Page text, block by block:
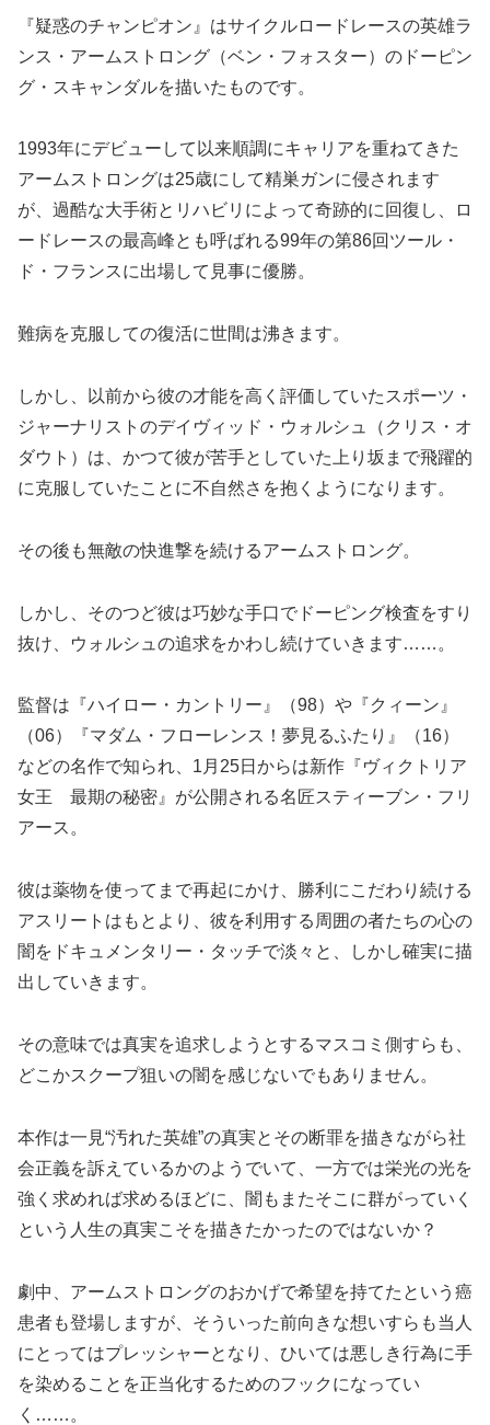
『疑惑のチャンピオン』はサイクルロードレースの英雄ラ
ンス・アームストロング（ベン・フォスター）のドーピン
グ・スキャンダルを描いたものです。
1993年にデビューして以来順調にキャリアを重ねてきた
アームストロングは25歳にして精巣ガンに侵されます
が、過酷な大手術とリハビリによって奇跡的に回復し、ロ
ードレースの最高峰とも呼ばれる99年の第86回ツール・
ド・フランスに出場して見事に優勝。
難病を克服しての復活に世間は沸きます。
しかし、以前から彼の才能を高く評価していたスポーツ・
ジャーナリストのデイヴィッド・ウォルシュ（クリス・オ
ダウト）は、かつて彼が苦手としていた上り坂まで飛躍的
に克服していたことに不自然さを抱くようになります。
その後も無敵の快進撃を続けるアームストロング。
しかし、そのつど彼は巧妙な手口でドーピング検査をすり
抜け、ウォルシュの追求をかわし続けていきます……。
監督は『ハイロー・カントリー』（98）や『クィーン』
（06）『マダム・フローレンス！夢見るふたり』（16）
などの名作で知られ、1月25日からは新作『ヴィクトリア
女王 最期の秘密』が公開される名匠スティーブン・フリ
アース。
彼は薬物を使ってまで再起にかけ、勝利にこだわり続ける
アスリートはもとより、彼を利用する周囲の者たちの心の
闇をドキュメンタリー・タッチで淡々と、しかし確実に描
出していきます。
その意味では真実を追求しようとするマスコミ側すらも、
どこかスクープ狙いの闇を感じないでもありません。
本作は一見“汚れた英雄”の真実とその断罪を描きながら社
会正義を訴えているかのようでいて、一方では栄光の光を
強く求めれば求めるほどに、闇もまたそこに群がっていく
という人生の真実こそを描きたかったのではないか？
劇中、アームストロングのおかげで希望を持てたという癌
患者も登場しますが、そういった前向きな想いすらも当人
にとってはプレッシャーとなり、ひいては悪しき行為に手
を染めることを正当化するためのフックになってい
く……。